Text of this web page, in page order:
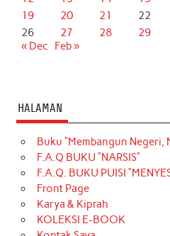
19
20 21 22
26
27 28 29
« Dec
Feb »
HALAMAN
Buku “Membangun Negeri,
F.A.Q BUKU “NARSIS”
F.A.Q. BUKU PUISI
Front Page
Karya & Kiprah
KOLEKSI E-BOOK